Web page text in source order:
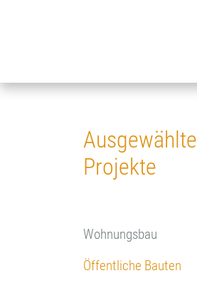
Ausgewählte
Projekte
Navigation überspringen
Wohnungsbau
Öffentliche Bauten